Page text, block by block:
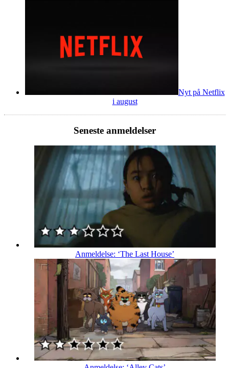
Nyt på Netflix
i august
Seneste anmeldelser
Anmeldelse: ‘The Last House’